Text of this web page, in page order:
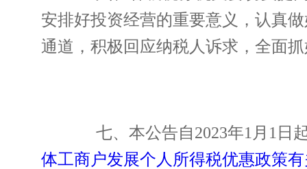
安排好投资经营的重要意义，认真
通道，积极回应纳税人诉求，全面
七、本公告自2023年1月1日起
体工商户发展个人所得税优惠政策